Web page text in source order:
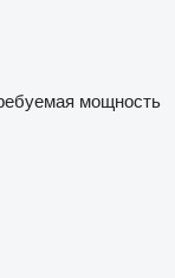
мощность